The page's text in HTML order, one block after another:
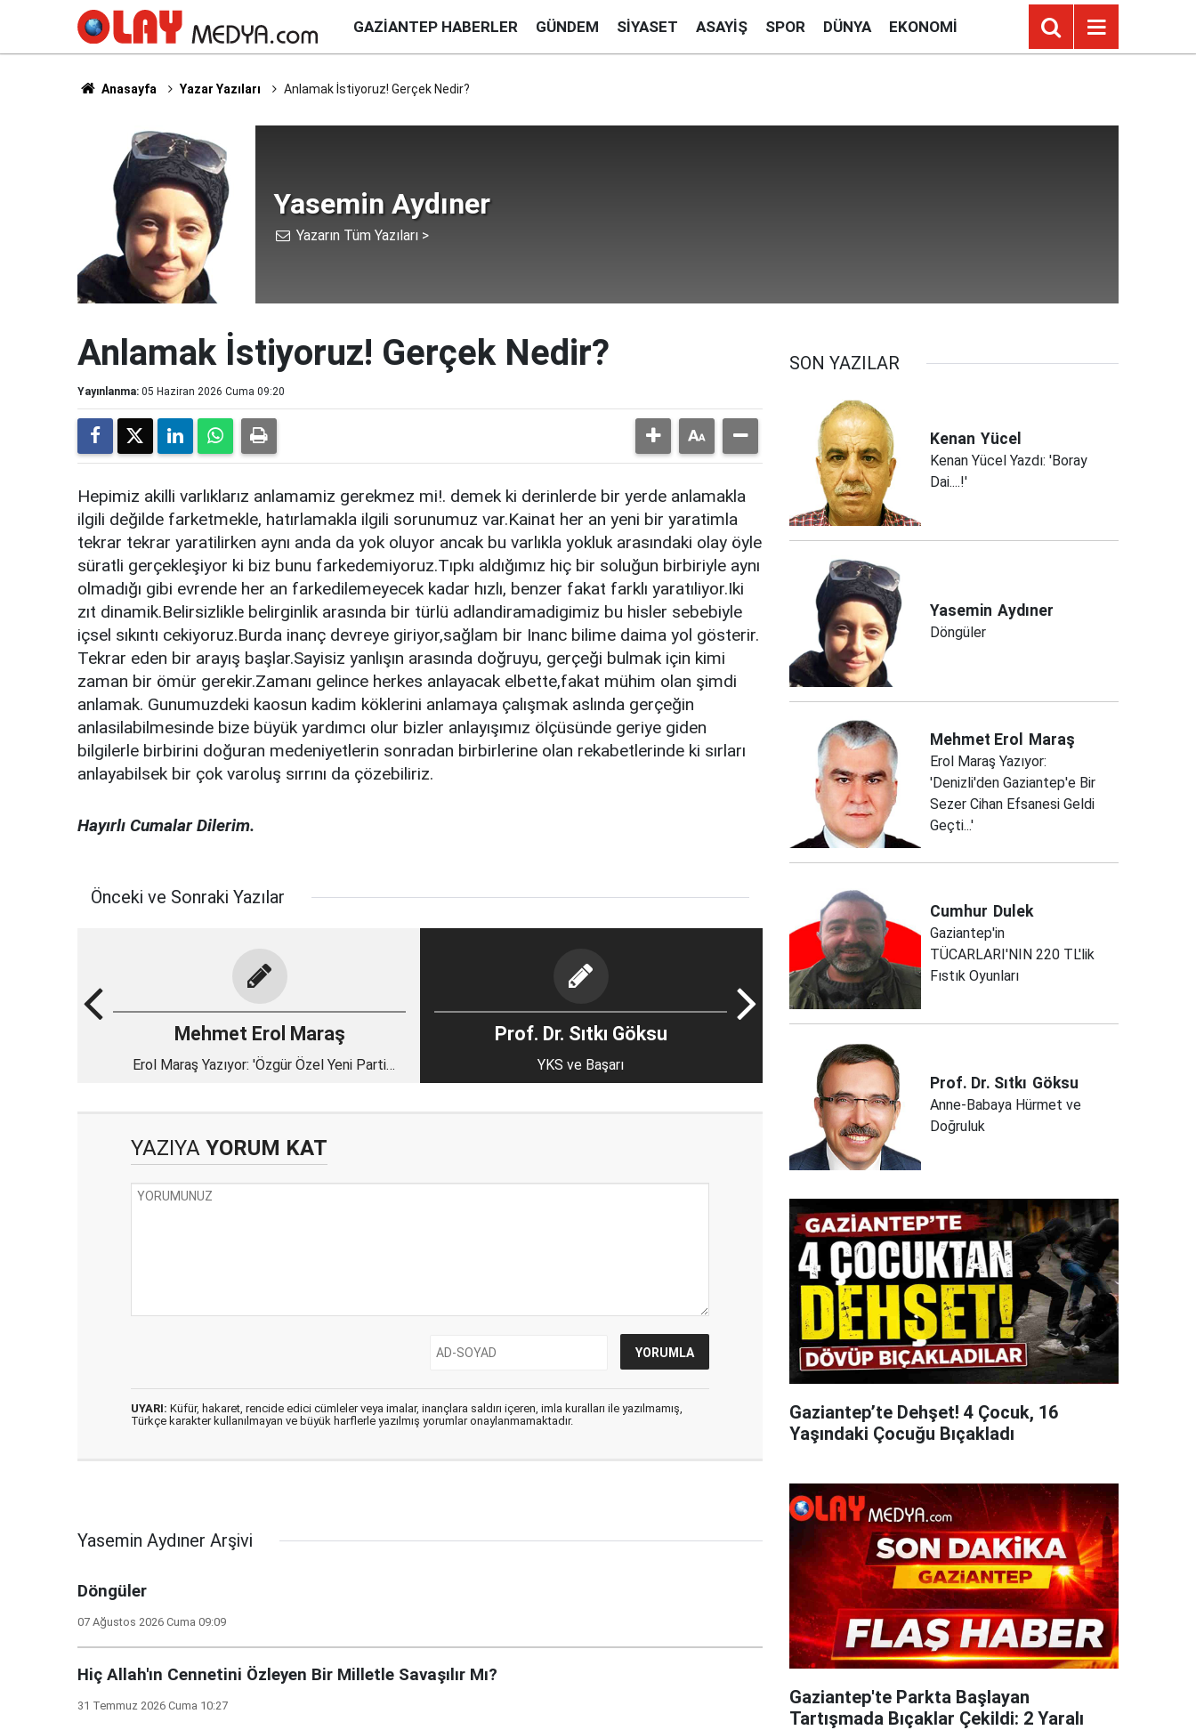
GAZIANTEP HABERLER GÜNDEM SIYASET ASAYIŞ SPOR DÜNYA EKONOMI
Anasayfa Yazar Yazıları Anlamak İstiyoruz! Gerçek Nedir?
Yasemin Aydıner
Yazarın Tüm Yazıları >
Anlamak İstiyoruz! Gerçek Nedir?
Yayınlanma: 05 Haziran 2026 Cuma 09:20
Hepimiz akilli varlıklarız anlamamiz gerekmez mi!. demek ki derinlerde bir yerde anlamakla
ilgili değilde farketmekle, hatırlamakla ilgili sorunumuz var.Kainat her an yeni bir yaratimla
tekrar tekrar yaratilirken aynı anda da yok oluyor ancak bu varlıkla yokluk arasındaki olay öyle
süratli gerçekleşiyor ki biz bunu farkedemiyoruz.Tıpkı aldığımız hiç bir soluğun birbiriyle aynı
olmadığı gibi evrende her an farkedilemeyecek kadar hızlı, benzer fakat farklı yaratıliyor.Iki
zıt dinamik.Belirsizlikle belirginlik arasında bir türlü adlandiramadigimiz bu hisler sebebiyle
içsel sıkıntı cekiyoruz.Burda inanç devreye giriyor,sağlam bir Inanc bilime daima yol gösterir.
Tekrar eden bir arayış başlar.Sayisiz yanlışın arasında doğruyu, gerçeği bulmak için kimi
zaman bir ömür gerekir.Zamanı gelince herkes anlayacak elbette,fakat mühim olan şimdi
anlamak. Gunumuzdeki kaosun kadim köklerini anlamaya çalışmak aslında gerçeğin
anlasilabilmesinde bize büyük yardımcı olur bizler anlayışımız ölçüsünde geriye giden
bilgilerle birbirini doğuran medeniyetlerin sonradan birbirlerine olan rekabetlerinde ki sırları
anlayabilsek bir çok varoluş sırrını da çözebiliriz.
Hayırlı Cumalar Dilerim.
Önceki ve Sonraki Yazılar
Mehmet Erol Maraş
Erol Maraş Yazıyor: 'Özgür Özel Yeni Parti
Prof. Dr. Sıtkı Göksu
YKS ve Başarı
YAZIYA YORUM KAT
UYARI: Küfür, hakaret, rencide edici cümleler veya imalar, inançlara saldırı içeren, imla kuralları ile yazılmamış,
Türkçe karakter kullanılmayan ve büyük harflerle yazılmış yorumlar onaylanmamaktadır.
Yasemin Aydıner Arşivi
Döngüler
07 Ağustos 2026 Cuma 09:09
Hiç Allah'ın Cennetini Özleyen Bir Milletle Savaşılır Mı?
31 Temmuz 2026 Cuma 10:27
SON YAZILAR
Kenan Yücel
Kenan Yücel Yazdı: 'Boray
Dai....!'
Yasemin Aydıner
Döngüler
Mehmet Erol Maraş
Erol Maraş Yazıyor:
'Denizli'den Gaziantep'e Bir
Sezer Cihan Efsanesi Geldi
Geçti...'
Cumhur Dulek
Gaziantep'in
TÜCARLARI'NIN 220 TL'lik
Fıstık Oyunları
Prof. Dr. Sıtkı Göksu
Anne-Babaya Hürmet ve
Doğruluk
Gaziantep’te Dehşet! 4 Çocuk, 16
Yaşındaki Çocuğu Bıçakladı
Gaziantep'te Parkta Başlayan
Tartışmada Bıçaklar Çekildi: 2 Yaralı